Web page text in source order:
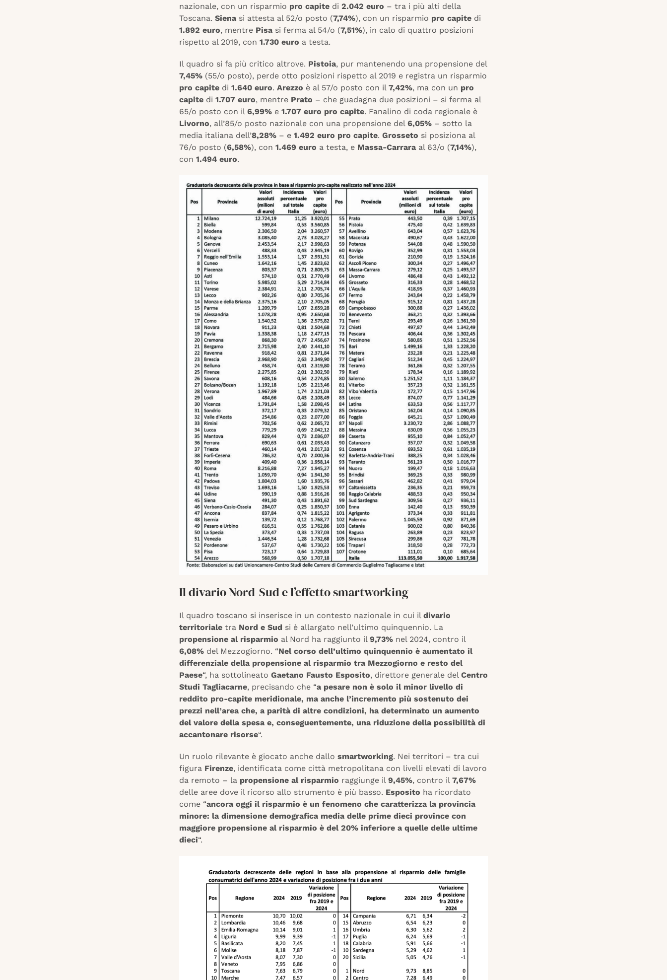
nazionale, con un risparmio pro capite di 2.042 euro – tra i più alti della
Toscana. Siena si attesta al 52/o posto (7,74%), con un risparmio pro capite di
1.892 euro, mentre Pisa si ferma al 54/o (7,51%), in calo di quattro posizioni
rispetto al 2019, con 1.730 euro a testa.
Il quadro si fa più critico altrove. Pistoia, pur mantenendo una propensione del
7,45% (55/o posto), perde otto posizioni rispetto al 2019 e registra un risparmio
pro capite di 1.640 euro. Arezzo è al 57/o posto con il 7,42%, ma con un pro
capite di 1.707 euro, mentre Prato – che guadagna due posizioni – si ferma al
65/o posto con il 6,99% e 1.707 euro pro capite. Fanalino di coda regionale è
Livorno, all’85/o posto nazionale con una propensione del 6,05% – sotto la
media italiana dell’8,28% – e 1.492 euro pro capite. Grosseto si posiziona al
76/o posto (6,58%), con 1.469 euro a testa, e Massa-Carrara al 63/o (7,14%),
con 1.494 euro.
Il divario Nord-Sud e l’effetto smartworking
Il quadro toscano si inserisce in un contesto nazionale in cui il divario
territoriale tra Nord e Sud si è allargato nell’ultimo quinquennio. La
propensione al risparmio al Nord ha raggiunto il 9,73% nel 2024, contro il
6,08% del Mezzogiorno. “Nel corso dell’ultimo quinquennio è aumentato il
differenziale della propensione al risparmio tra Mezzogiorno e resto del
Paese“, ha sottolineato Gaetano Fausto Esposito, direttore generale del Centro
Studi Tagliacarne, precisando che “a pesare non è solo il minor livello di
reddito pro-capite meridionale, ma anche l’incremento più sostenuto dei
prezzi nell’area che, a parità di altre condizioni, ha determinato un aumento
del valore della spesa e, conseguentemente, una riduzione della possibilità di
accantonare risorse“.
Un ruolo rilevante è giocato anche dallo smartworking. Nei territori – tra cui
figura Firenze, identificata come città metropolitana con livelli elevati di lavoro
da remoto – la propensione al risparmio raggiunge il 9,45%, contro il 7,67%
delle aree dove il ricorso allo strumento è più basso. Esposito ha ricordato
come “ancora oggi il risparmio è un fenomeno che caratterizza la provincia
minore: la dimensione demografica media delle prime dieci province con
maggiore propensione al risparmio è del 20% inferiore a quelle delle ultime
dieci“.